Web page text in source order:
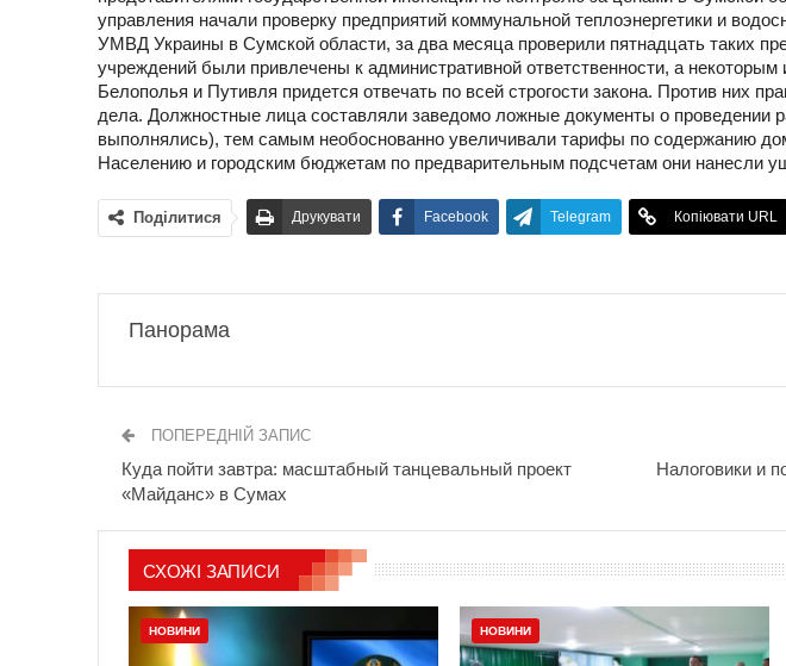
управления начали проверку предприятий коммунальной теплоэнергетики и
УМВД Украины в Сумской области, за два месяца проверили пятнадцать таких
учреждений были привлечены к административной ответственности, а
Белополья и Путивля придется отвечать по всей строгости закона. Против них
дела. Должностные лица составляли заведомо ложные документы о проведении
выполнялись), тем самым необоснованно увеличивали тарифы по содержанию
Населению и городским бюджетам по предварительным подсчетам они нанесли
Поділитися Друкувати Facebook Telegram Копіювати URL
Панорама
ПОПЕРЕДНІЙ ЗАПИС
Куда пойти завтра: масштабный танцевальный проект
«Майданс» в Сумах
Налоговики и
СХОЖІ ЗАПИСИ
НОВИНИ НОВИНИ